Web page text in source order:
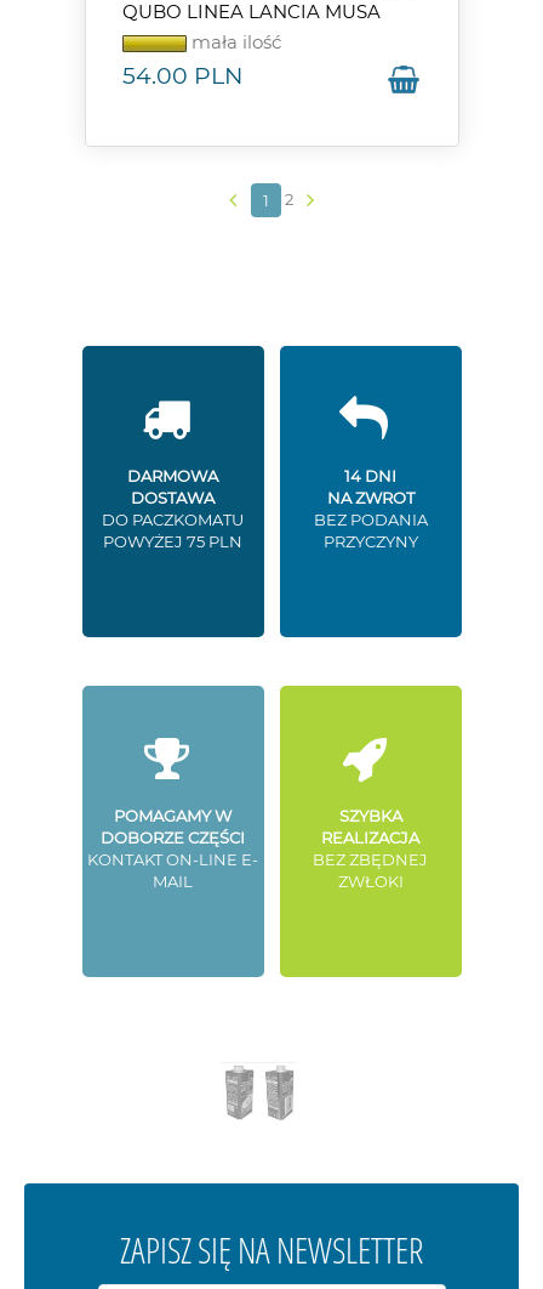
QUBO LINEA LANCIA MUSA
mała ilość
54.00 PLN
1 2
DARMOWA
DOSTAWA
DO PACZKOMATU
POWYŻEJ 75 PLN
14 DNI
NA ZWROT
BEZ PODANIA
PRZYCZYNY
POMAGAMY W
DOBORZE CZĘŚCI
KONTAKT ON-LINE E-
MAIL
SZYBKA
REALIZACJA
BEZ ZBĘDNEJ
ZWŁOKI
ZAPISZ SIĘ NA NEWSLETTER